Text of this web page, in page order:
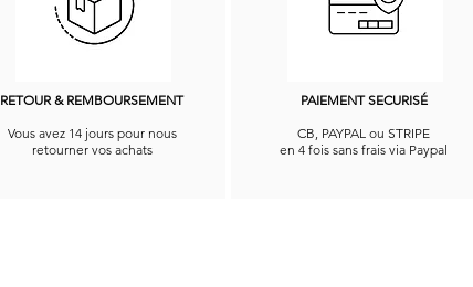
RETOUR & REMBOURSEMENT
Vous avez 14 jours pour nous
retourner vos achats
PAIEMENT SECURISÉ
CB, PAYPAL ou STRIPE
en 4 fois sans frais via Paypal